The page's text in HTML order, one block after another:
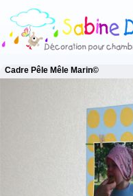
Cadre Pêle Mêle Marin©